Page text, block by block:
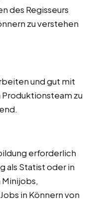
des Regisseurs
zu verstehen
und gut mit
zu
erforderlich
als Statist oder in
in Könnern von